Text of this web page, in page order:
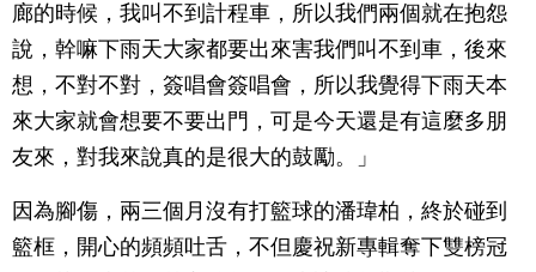
廊的時候，我叫不到計程車，所以我們兩個就在抱怨
說，幹嘛下雨天大家都要出來害我們叫不到車，後來
想，不對不對，簽唱會簽唱會，所以我覺得下雨天本
來大家就會想要不要出門，可是今天還是有這麼多朋
友來，對我來說真的是很大的鼓勵。」
因為腳傷，兩三個月沒有打籃球的潘瑋柏，終於碰到
籃框，開心的頻頻吐舌，不但慶祝新專輯奪下雙榜冠